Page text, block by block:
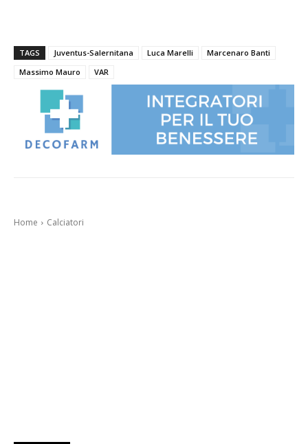
TAGS Juventus-Salernitana Luca Marelli
Marcenaro Banti
Massimo Mauro
VAR